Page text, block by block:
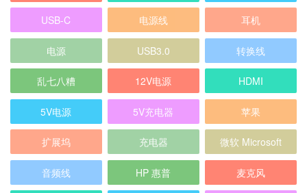
USB-C 电源线 耳机
电源 USB3.0 转换线
乱七八糟 12V电源 HDMI
5V电源 5V充电器 苹果
扩展坞 充电器 微软 Microsoft
音频线 HP 惠普 麦克风